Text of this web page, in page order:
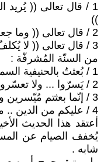
1 / قال تعالى (( يُريد
))
2 / قال تعالى (( وما جعلَ عليكم في الدين من حرج ))
3 / قال تعالى (( لا يُكلفُ الله نفساً إلاّ وسعها ))
من السنّة المُشرفّة :
1 / بُعثتُ بالحنيفية السمحة !
2 / يَسرّوا ... ولا تعسّروا !
3 / إنّما بعثتم مُيّسرين ولم تبعثوا منفّرين !
4 / عليكم من الدين .. ماتطيقون !
أعتقد هذا الحديث
يُخفف الصيام عن
شابه .